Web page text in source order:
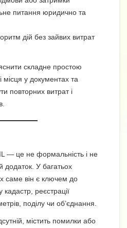
питання юридично та
дій без зайвих витрат
складне простою
у документах та
повторних витрат і
— це не формальність і не
додаток. У багатьох
саме він є ключем до
реєстрації
поділу чи об’єднання.
містить помилки або